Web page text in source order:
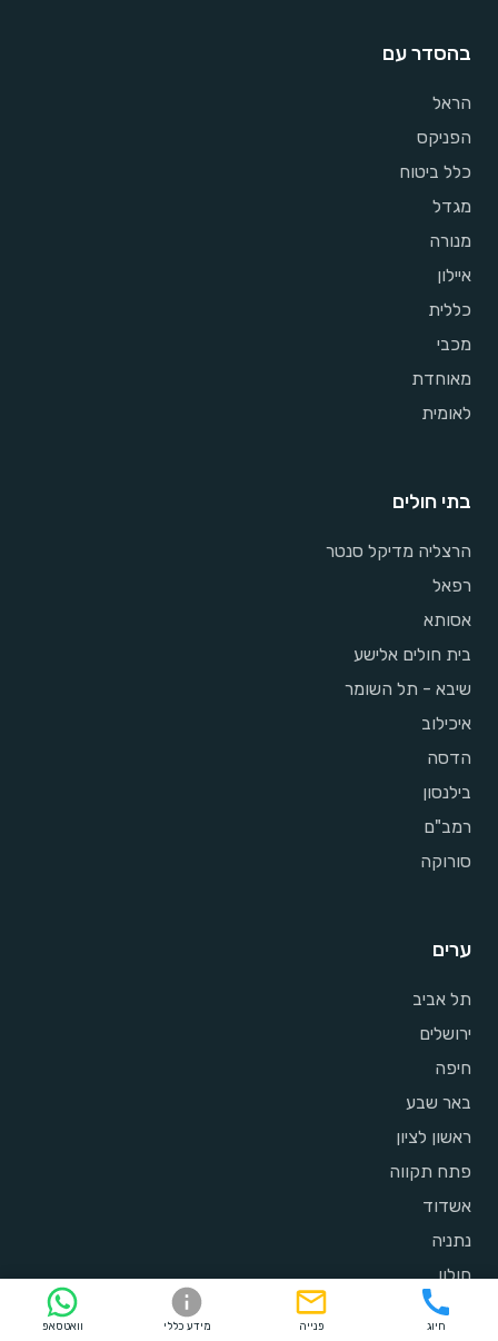
בהסדר עם
הראל
הפניקס
כלל ביטוח
מגדל
מנורה
איילון
כללית
מכבי
מאוחדת
לאומית
בתי חולים
הרצליה מדיקל סנטר
רפאל
אסותא
בית חולים אלישע
שיבא - תל השומר
איכילוב
הדסה
בילנסון
רמב"ם
סורוקה
ערים
תל אביב
ירושלים
חיפה
באר שבע
ראשון לציון
פתח תקווה
אשדוד
נתניה
חולון
רמת גן
חיוג פנייה מידע כללי וואטסאפ